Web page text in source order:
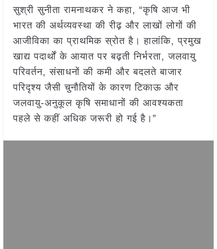
सुश्री सुनीता रामनाथकर ने कहा, “कृषि आज भी
भारत की अर्थव्यवस्था की रीढ़ और लाखों लोगों की
आजीविका का प्राथमिक स्रोत है। हालांकि, प्रमुख
खाद्य पदार्थों के आयात पर बढ़ती निर्भरता, जलवायु
परिवर्तन, संसाधनों की कमी और बदलते बाजार
परिदृश्य जैसी चुनौतियों के कारण टिकाऊ और
जलवायु-अनुकूल कृषि समाधानों की आवश्यकता
पहले से कहीं अधिक जरूरी हो गई है।”